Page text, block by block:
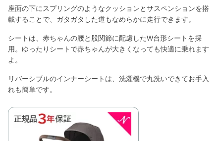
座面の下にスプリングのようなクッションとサスペンションを搭
載することで、ガタガタした道もなめらかに走行できます。
シートは、赤ちゃんの腰と股関節に配慮したW台形シートを採
用。ゆったりシートで赤ちゃんが大きくなっても快適に乗れます
よ。
リバーシブルのインナーシートは、洗濯機で丸洗いできてお手入
れも簡単です。